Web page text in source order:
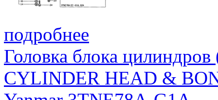
подробнее
Головка блока
CYLINDER HEAD &